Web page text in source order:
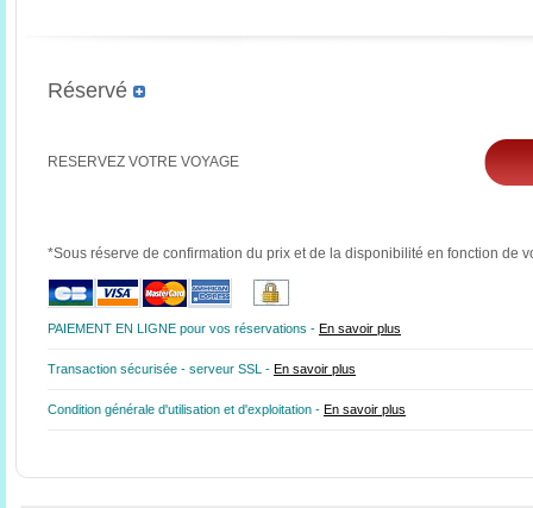
Réservé
RESERVEZ VOTRE VOYAGE
*Sous réserve de confirmation du prix et de la disponibilité en fonction de
PAIEMENT EN LIGNE pour vos réservations - En savoir plus
Transaction sécurisée - serveur SSL - En savoir plus
Condition générale d'utilisation et d'exploitation - En savoir plus